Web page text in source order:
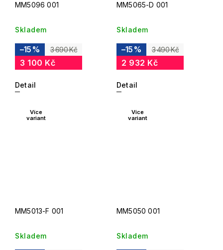
MM5096 001
Skladem
3 690 Kč
–15 %
3 100 Kč
Detail
MM5065-D 001
Skladem
3 490 Kč
–15 %
2 932 Kč
Detail
Více
variant
MM5013-F 001
Skladem
Více
variant
MM5050 001
Skladem